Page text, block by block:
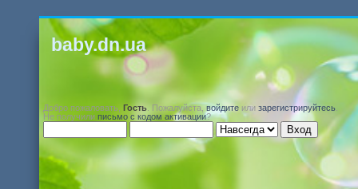
baby.dn.ua
Добро пожаловать, Гость . Пожалуйста,войдите или зарегистрируйтесь
Не получили письмо с кодом активации?